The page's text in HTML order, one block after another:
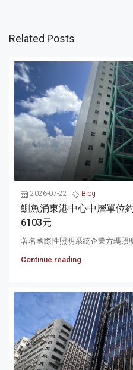
Related Posts
2026-07-22 Blog
鰂魚涌東港中心中層單位
6103元
著名國際性照明系統企業方瑪照
Continue reading